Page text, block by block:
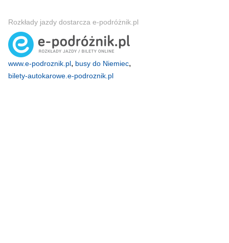
Rozkłady jazdy dostarcza e-podróżnik.pl
www.e-podroznik.pl, busy do Niemiec,
bilety-autokarowe.e-podroznik.pl